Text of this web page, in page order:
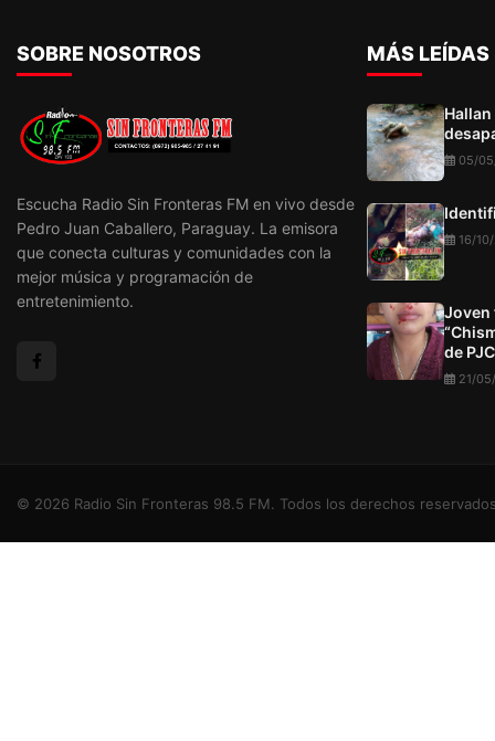
SOBRE NOSOTROS
Escucha Radio Sin Fronteras FM en vivo desde
Pedro Juan Caballero, Paraguay. La emisora
que conecta culturas y comunidades con la
mejor música y programación de
entretenimiento.
MÁS LEÍDAS
05/
16/
Joven
de PJC
21/
© 2026 Radio Sin Fronteras 98.5 FM. Todos los derechos